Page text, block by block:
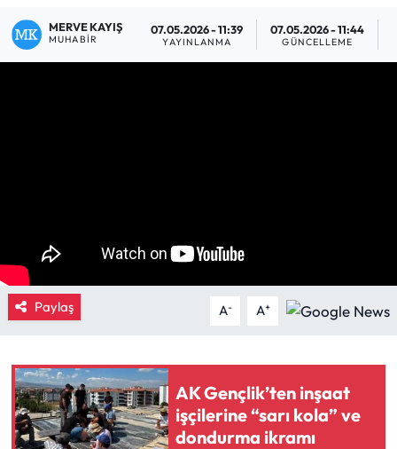
MERVE KAYIŞ
MUHABIR
07.05.2026 - 11:39
YAYINLANMA
07.05.2026 - 11:44
GÜNCELLEME
Paylaş A- A+
AK Gençlik’ten inşaat
işçilerine “sarı kola” ve
dondurma ikramı
Dodurga Haberleri
Kargı Haberleri
Kimdir?
Laçin Haberleri
Magazin
Haber Arşivi